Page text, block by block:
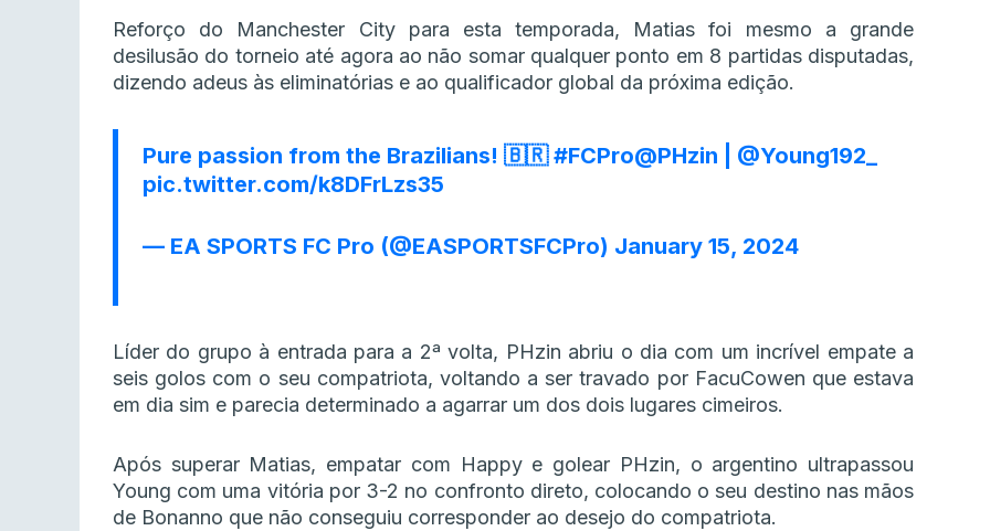
Reforço do Manchester City para esta temporada, Matias foi mesmo a grande
desilusão do torneio até agora ao não somar qualquer ponto em 8 partidas disputadas,
dizendo adeus às eliminatórias e ao qualificador global da próxima edição.
Pure passion from the Brazilians! 🇧🇷#FCPro@PHzin
@Young192_
pic.twitter.com/k8DFrLzs35
— EA SPORTS FC Pro (@EASPORTSFCPro) January 15, 2024
Líder do grupo à entrada para a 2ª volta, PHzin abriu o dia com um incrível empate a
seis golos com o seu compatriota, voltando a ser travado por FacuCowen que estava
em dia sim e parecia determinado a agarrar um dos dois lugares cimeiros.
Após superar Matias, empatar com Happy e golear PHzin, o argentino ultrapassou
Young com uma vitória por 3-2 no confronto direto, colocando o seu destino nas mãos
de Bonanno que não conseguiu corresponder ao desejo do compatriota.